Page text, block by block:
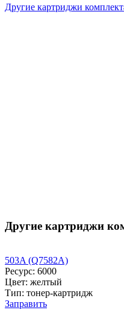
Другие картриджи
Другие картриджи
503A (Q7582A)
Ресурс: 6000
Цвет: желтый
Тип: тонер-картридж
Заправить